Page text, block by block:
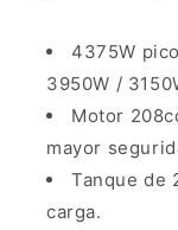
oferta4375W
3950W /
Motor
mayor
Tanque de
carga.